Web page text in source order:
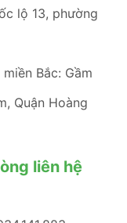
lộ 13, phường
Bắc: Gầm
Quận Hoàng
liên hệ